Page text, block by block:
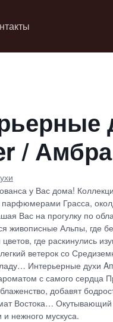
/ Амбра
у Вас дома!
парфюмерами Грасса,
Вас на прогулку по
живописные Альпы, где
где раскинулись
ветерок со
Интерьерные духи
с самого сердца
добавят
Востока…
и нежного мускуса.